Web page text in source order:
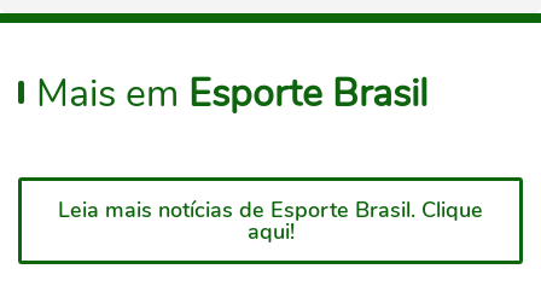
Mais em Esporte Brasil
Leia mais notícias de Esporte Brasil. Clique
aqui!